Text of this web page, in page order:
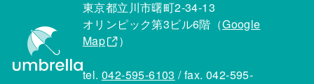
東京都立川市曙町2-34-13
オリンピック第3ビル6階（Google
Map
）
tel. 042-595-6103 / fax. 042-595-